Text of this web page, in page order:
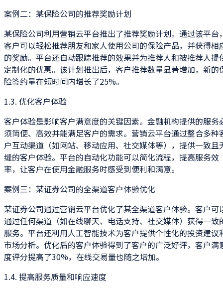
案例二：某保险公司的推荐奖励计划
某保险公司利用营销云平台推出了推荐奖励计划。通过该平台
客户可以轻松推荐朋友和家人使用公司的保险产品，并获得相
的奖励。平台还自动跟踪推荐的效果并为推荐人和被推荐人提
定制化的优惠。该计划推出后，客户推荐数量显著增加，新的
险签约量在短时间内增长了25%。
1.3. 优化客户体验
客户体验是影响客户满意度的关键因素。金融机构提供的服务
须简便、高效并能满足客户的需求。营销云平台通过整合多种
户互动渠道（如网站、移动应用、社交媒体等），提供一致且
缝的客户体验。平台的自动化功能可以简化流程，提高服务效
率，让客户在使用金融服务时感受到便利和满意。
案例三：某证券公司的全渠道客户体验优化
某证券公司通过营销云平台优化了其全渠道客户体验。客户可
通过任何渠道（如在线聊天、电话支持、社交媒体）获得一致
服务。平台还利用人工智能技术为客户提供个性化的投资建议
市场分析。优化后的客户体验得到了客户的广泛好评，客户满
度评分提高了30%，在线交易量也随之增加。
1.4. 提高服务质量和响应速度